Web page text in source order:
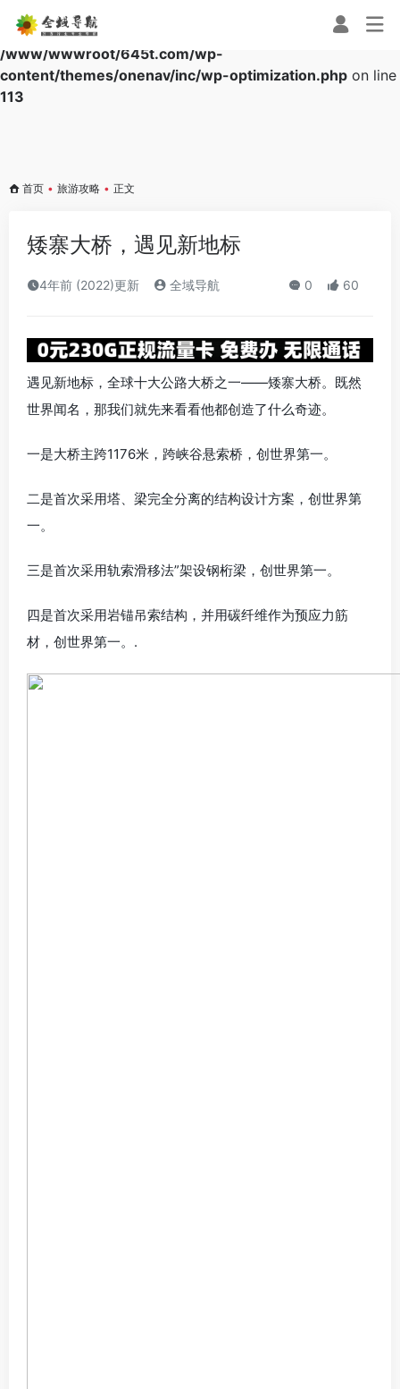
Warning: Array to string conversion in
/www/wwwroot/645t.com/wp-
content/themes/onenav/inc/wp-optimization.php on line
113
首页 • 旅游攻略 • 正文
矮寨大桥，遇见新地标
4年前 (2022)更新 全域导航 0 60
遇见新地标，全球十大公路大桥之一——矮寨大桥。既然
世界闻名，那我们就先来看看他都创造了什么奇迹。
一是大桥主跨1176米，跨峡谷悬索桥，创世界第一。
二是首次采用塔、梁完全分离的结构设计方案，创世界第
一。
三是首次采用轨索滑移法”架设钢桁梁，创世界第一。
四是首次采用岩锚吊索结构，并用碳纤维作为预应力筋
材，创世界第一。.